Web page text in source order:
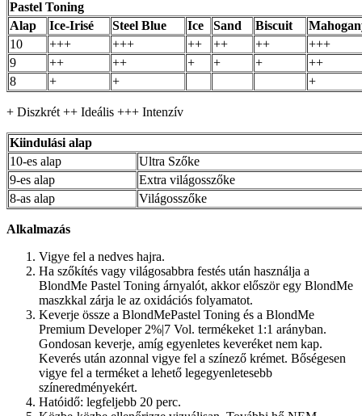
Pastel Toning
Alap
Ice-Irisé Steel Blue Ice Sand Biscuit
10
+++ +++ ++ ++ ++
+++
9
++ ++ + + +
++
8
+ + +
+ Diszkrét ++ Ideális +++ Intenzív
Kiindulási alap
10-es alap
Ultra Szőke
9-es alap
Extra világosszőke
8-as alap
Világosszőke
Alkalmazás
Vigye fel a nedves hajra.
Ha szőkítés vagy világosabbra festés után használja a
BlondMe Pastel Toning árnyalót, akkor először egy BlondMe
maszkkal zárja le az oxidációs folyamatot.
Keverje össze a BlondMePastel Toning és a BlondMe
Premium Developer 2%|7 Vol. termékeket 1:1 arányban.
Gondosan keverje, amíg egyenletes keveréket nem kap.
Keverés után azonnal vigye fel a színező krémet. Bőségesen
vigye fel a terméket a lehető legegyenletesebb
színeredményekért.
Hatóidő: legfeljebb 20 perc.